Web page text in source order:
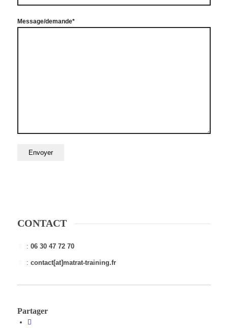
Message/demande*
CONTACT
:06 30 47 72 70
:contact[at]matrat-training.fr
Partager